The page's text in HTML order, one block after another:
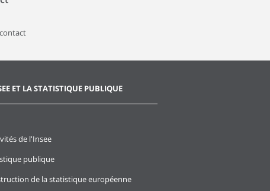
ET LA STATISTIQUE PUBLIQUE
de l'Insee
publique
de la statistique européenne